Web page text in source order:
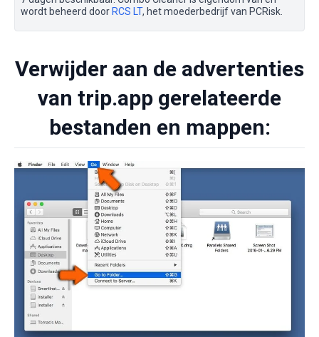
wordt beheerd door RCS LT, het moederbedrijf van PCRisk.
Verwijder aan de advertenties
van trip.app gerelateerde
bestanden en mappen: